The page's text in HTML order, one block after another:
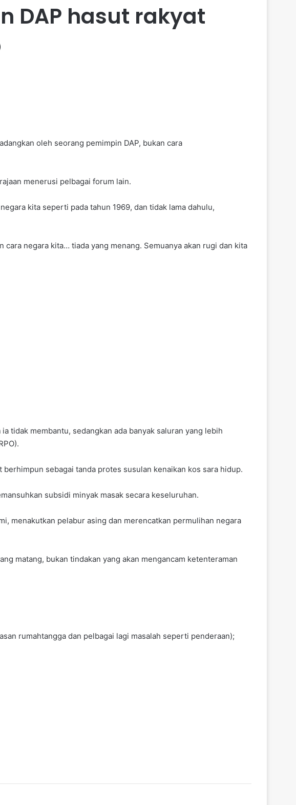
DAP hasut rakyat
oleh seorang pemimpin DAP, bukan cara
menerusi pelbagai forum lain.
kita seperti pada tahun 1969, dan tidak lama dahulu,
negara kita… tiada yang menang. Semuanya akan rugi dan kita
tidak membantu, sedangkan ada banyak saluran yang lebih
sebagai tanda protes susulan kenaikan kos sara hidup.
subsidi minyak masak secara keseluruhan.
menakutkan pelabur asing dan merencatkan permulihan negara
matang, bukan tindakan yang akan mengancam ketenteraman
rumahtangga dan pelbagai lagi masalah seperti penderaan);